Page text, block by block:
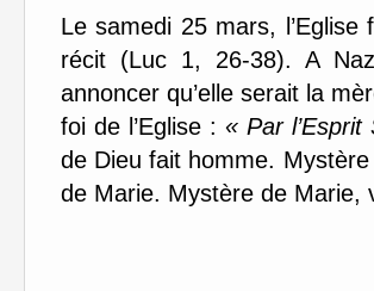
Le samedi 25 mars, l’Eglise
récit (Luc 1, 26-38). A
annoncer qu’elle serait la
foi de l’Eglise : « Par
de Dieu fait homme.
de Marie. Mystère de Marie,